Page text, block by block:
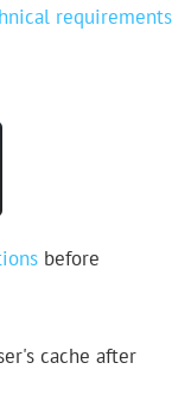
requirements
before
cache after